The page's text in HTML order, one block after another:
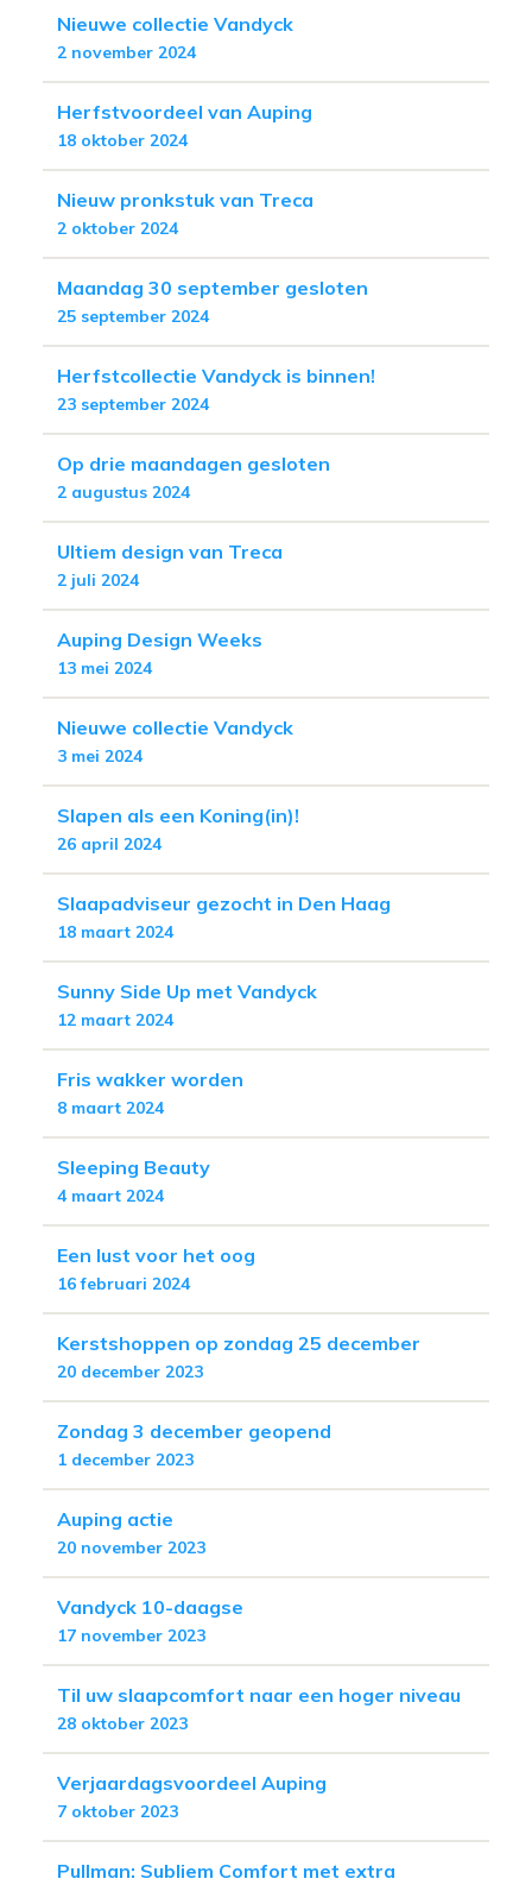
Nieuwe collectie Vandyck
2 november 2024
Herfstvoordeel van Auping
18 oktober 2024
Nieuw pronkstuk van Treca
2 oktober 2024
Maandag 30 september gesloten
25 september 2024
Herfstcollectie Vandyck is binnen!
23 september 2024
Op drie maandagen gesloten
2 augustus 2024
Ultiem design van Treca
2 juli 2024
Auping Design Weeks
13 mei 2024
Nieuwe collectie Vandyck
3 mei 2024
Slapen als een Koning(in)!
26 april 2024
Slaapadviseur gezocht in Den Haag
18 maart 2024
Sunny Side Up met Vandyck
12 maart 2024
Fris wakker worden
8 maart 2024
Sleeping Beauty
4 maart 2024
Een lust voor het oog
16 februari 2024
Kerstshoppen op zondag 25 december
20 december 2023
Zondag 3 december geopend
1 december 2023
Auping actie
20 november 2023
Vandyck 10-daagse
17 november 2023
Til uw slaapcomfort naar een hoger niveau
28 oktober 2023
Verjaardagsvoordeel Auping
7 oktober 2023
Pullman: Subliem Comfort met extra